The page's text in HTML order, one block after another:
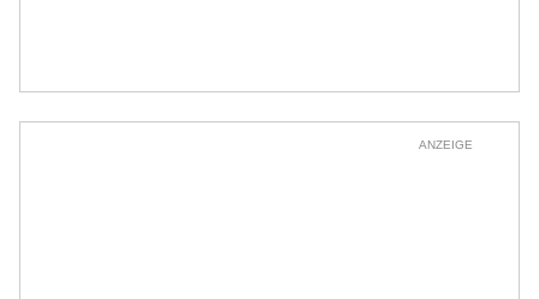
ANZEIGE